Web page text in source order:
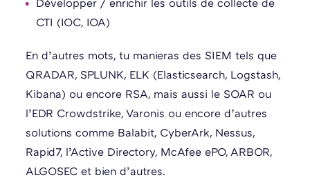
Développer / enrichir les outils de collecte de
CTI (IOC, IOA)
En d’autres mots, tu manieras des SIEM tels que
QRADAR, SPLUNK, ELK (Elasticsearch, Logstash,
Kibana) ou encore RSA, mais aussi le SOAR ou
l’EDR Crowdstrike, Varonis ou encore d’autres
solutions comme Balabit, CyberArk, Nessus,
Rapid7, l’Active Directory, McAfee ePO, ARBOR,
ALGOSEC et bien d’autres.